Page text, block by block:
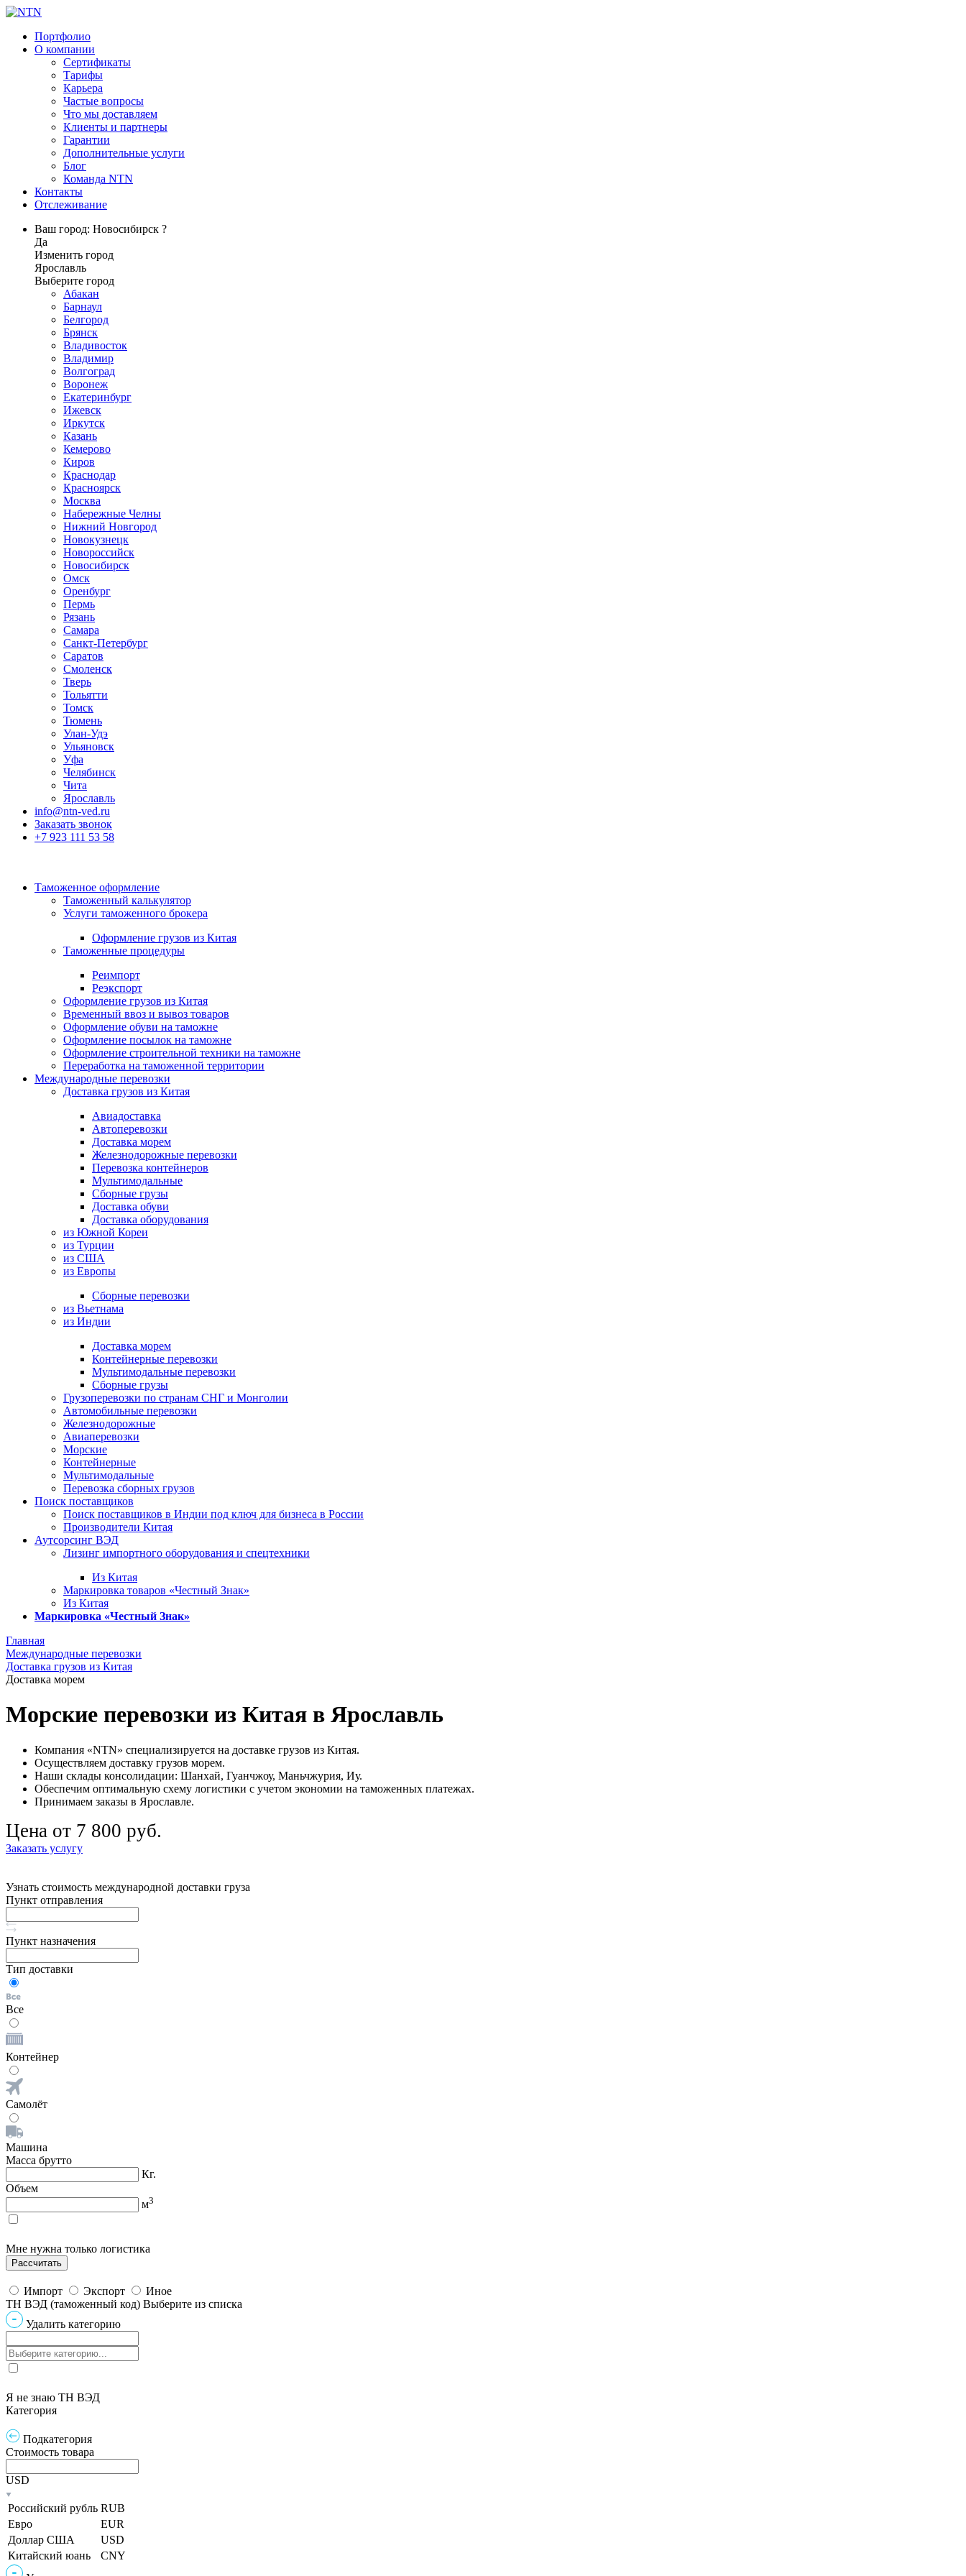
Портфолио
О компании
Сертификаты
Тарифы
Карьера
Частые вопросы
Что мы доставляем
Клиенты и партнеры
Гарантии
Дополнительные услуги
Блог
Команда NTN
Контакты
Отслеживание
Ваш город: Новосибирск ?
Да
Изменить город
Ярославль
Выберите город
Абакан
Барнаул
Белгород
Брянск
Владивосток
Владимир
Волгоград
Воронеж
Екатеринбург
Ижевск
Иркутск
Казань
Кемерово
Киров
Краснодар
Красноярск
Москва
Набережные Челны
Нижний Новгород
Новокузнецк
Новороссийск
Новосибирск
Омск
Оренбург
Пермь
Рязань
Самара
Санкт-Петербург
Саратов
Смоленск
Тверь
Тольятти
Томск
Тюмень
Улан-Удэ
Ульяновск
Уфа
Челябинск
Чита
Ярославль
info@ntn-ved.ru
Заказать звонок
+7 923 111 53 58
Таможенное оформление
Таможенный калькулятор
Услуги таможенного брокера
Оформление грузов из Китая
Таможенные процедуры
Реимпорт
Реэкспорт
Оформление грузов из Китая
Временный ввоз и вывоз товаров
Оформление обуви на таможне
Оформление посылок на таможне
Оформление строительной техники на таможне
Переработка на таможенной территории
Международные перевозки
Доставка грузов из Китая
Авиадоставка
Автоперевозки
Доставка морем
Железнодорожные перевозки
Перевозка контейнеров
Мультимодальные
Сборные грузы
Доставка обуви
Доставка оборудования
из Южной Кореи
из Турции
из США
из Европы
Сборные перевозки
из Вьетнама
из Индии
Доставка морем
Контейнерные перевозки
Мультимодальные перевозки
Сборные грузы
Грузоперевозки по странам СНГ и Монголии
Автомобильные перевозки
Железнодорожные
Авиаперевозки
Морские
Контейнерные
Мультимодальные
Перевозка сборных грузов
Поиск поставщиков
Поиск поставщиков в Индии под ключ для бизнеса в России
Производители Китая
Аутсорсинг ВЭД
Лизинг импортного оборудования и спецтехники
Из Китая
Маркировка товаров «Честный Знак»
Из Китая
Маркировка «Честный Знак»
Главная
Международные перевозки
Доставка грузов из Китая
Доставка морем
Морские перевозки из Китая в Ярославль
Компания «NTN» специализируется на доставке грузов из Китая.
Осуществляем доставку грузов морем.
Наши склады консолидации: Шанхай, Гуанчжоу, Маньчжурия, Иу.
Обеспечим оптимальную схему логистики с учетом экономии на таможенных платежах.
Принимаем заказы в Ярославле.
Цена от 7 800 руб.
Заказать услугу
Узнать стоимость международной доставки груза
Пункт отправления
Пункт назначения
Тип доставки
Все
Контейнер
Самолёт
Машина
Масса брутто
Кг.
Объем
м3
Мне нужна только логистика
Импорт Экспорт
Иное
ТН ВЭД (таможенный код) Выберите из списка
Удалить категорию
Я не знаю ТН ВЭД
Категория
Подкатегория
Стоимость товара
USD
Российский рубль RUB
Евро
EUR
Доллар США
USD
Китайский юань
CNY